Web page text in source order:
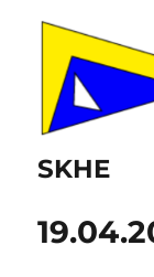
SKHE